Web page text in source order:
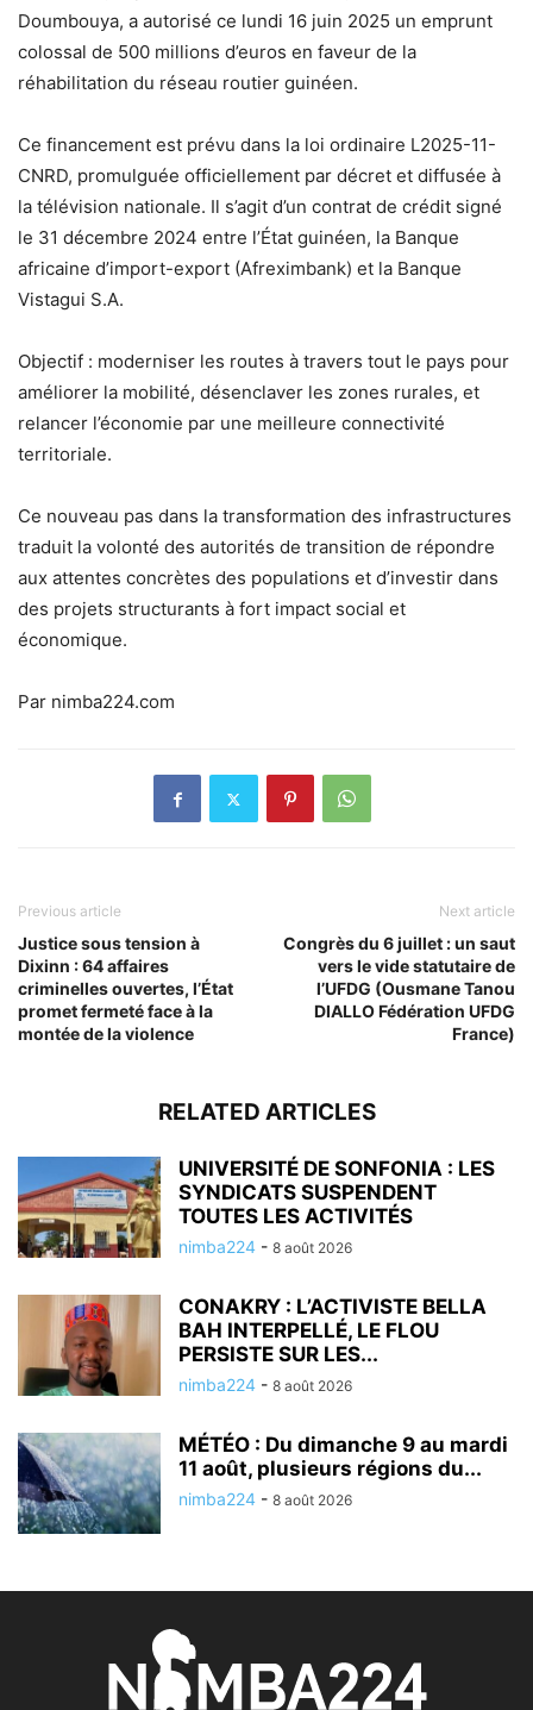
Doumbouya, a autorisé ce lundi 16 juin 2025 un emprunt
colossal de 500 millions d’euros en faveur de la
réhabilitation du réseau routier guinéen.
Ce financement est prévu dans la loi ordinaire L2025-11-
CNRD, promulguée officiellement par décret et diffusée à
la télévision nationale. Il s’agit d’un contrat de crédit signé
le 31 décembre 2024 entre l’État guinéen, la Banque
africaine d’import-export (Afreximbank) et la Banque
Vistagui S.A.
Objectif : moderniser les routes à travers tout le pays pour
améliorer la mobilité, désenclaver les zones rurales, et
relancer l’économie par une meilleure connectivité
territoriale.
Ce nouveau pas dans la transformation des infrastructures
traduit la volonté des autorités de transition de répondre
aux attentes concrètes des populations et d’investir dans
des projets structurants à fort impact social et
économique.
Par nimba224.com
Previous article
Justice sous tension à
Dixinn : 64 affaires
criminelles ouvertes, l’État
promet fermeté face à la
montée de la violence
Next article
Congrès du 6 juillet : un saut
vers le vide statutaire de
l’UFDG (Ousmane Tanou
DIALLO Fédération UFDG
France)
RELATED ARTICLES
UNIVERSITÉ DE SONFONIA : LES
SYNDICATS SUSPENDENT
TOUTES LES ACTIVITÉS
nimba224 - 8 août 2026
CONAKRY : L’ACTIVISTE BELLA
BAH INTERPELLÉ, LE FLOU
PERSISTE SUR LES...
nimba224 - 8 août 2026
MÉTÉO : Du dimanche 9 au mardi
11 août, plusieurs régions du...
nimba224 - 8 août 2026